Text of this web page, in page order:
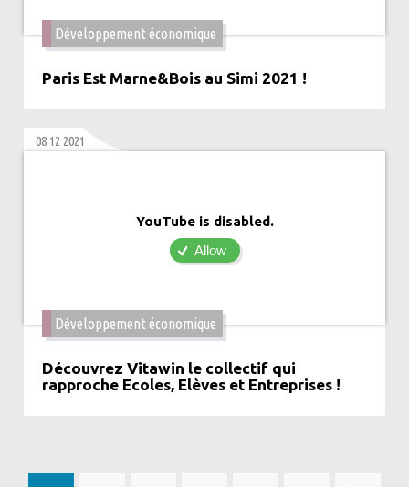
Développement économique
Paris Est Marne&Bois au Simi 2021 !
08 12 2021
YouTube is disabled.
Allow
Développement économique
Découvrez Vitawin le collectif qui
rapproche Ecoles, Elèves et Entreprises !